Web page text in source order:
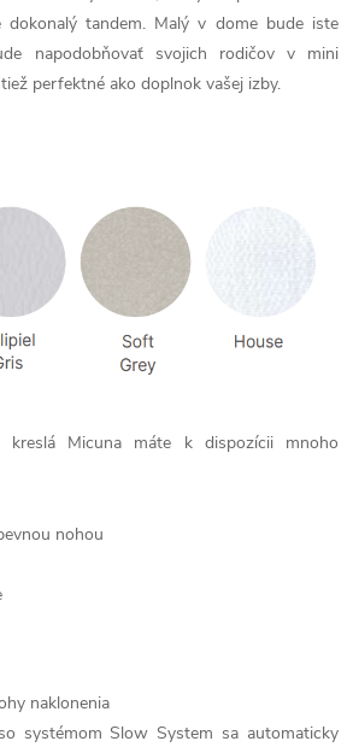
tandem. Malý v dome bude iste
napodobňovať svojich rodičov v mini
perfektné ako doplnok vašej izby.
kreslá Micuna máte k dispozícii mnoho
nohou
naklonenia
systémom Slow System sa automaticky